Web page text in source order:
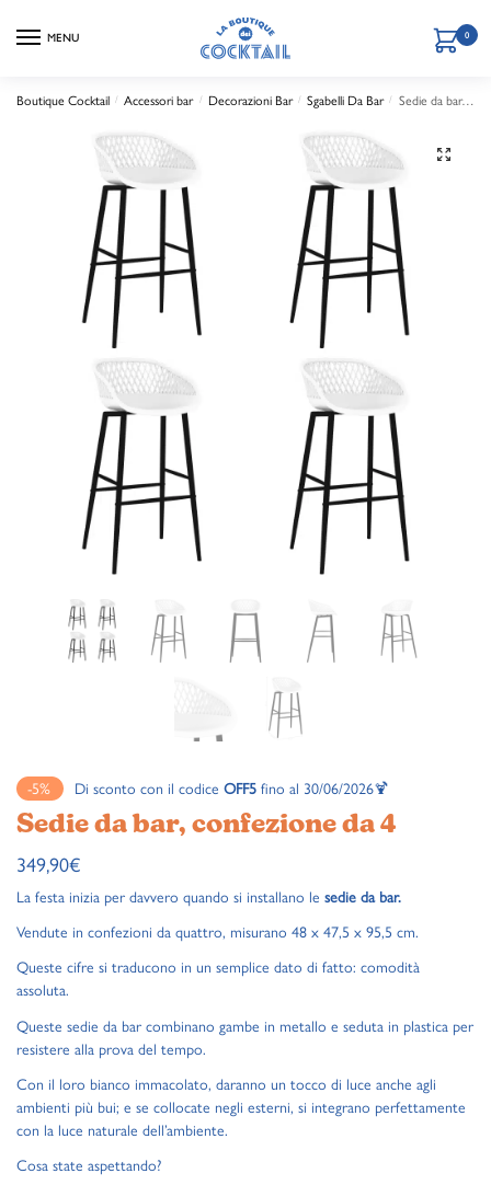
MENU 0
Boutique Cocktail / Accessori bar / Decorazioni Bar / Sgabelli Da Bar / Sedie da bar, confezione da 4
🔍
-5% Di sconto con il codice OFF5 fino al 30/06/2026🍹
Sedie da bar, confezione da 4
349,90€
La festa inizia per davvero quando si installano le sedie da bar.
Vendute in confezioni da quattro, misurano 48 x 47,5 x 95,5 cm.
Queste cifre si traducono in un semplice dato di fatto: comodità
assoluta.
Queste sedie da bar combinano gambe in metallo e seduta in plastica per
resistere alla prova del tempo.
Con il loro bianco immacolato, daranno un tocco di luce anche agli
ambienti più bui; e se collocate negli esterni, si integrano perfettamente
con la luce naturale dell’ambiente.
Cosa state aspettando?